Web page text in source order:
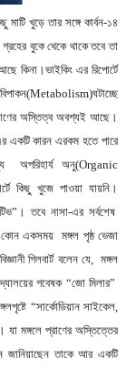
খুড়ে তার সঙ্গে কার্বন-১৪
বুকে থেকে থাকে তবে তা
কিনা।ভাইকিং এর রিপোর্টে
অস্তিত্ব অবশ্যই আছে।
একটি কারন এরকম হতে পারে
অপরিহার্য অনু(Organic
কিছু খুজে পাওয়া যায়নি।
তবে নাসা-এর সর্বশেষ
একসময় মঙ্গল পৃষ্ঠ ভেজা
গিলবার্ট বলেন যে, মঙ্গল
গবেষক “জো মিলার”
“সার্কোডিয়ান সাইকেল,
যা মঙ্গলে প্রাণের অস্তিত্তের
জানিয়াছেন তাকে আর একটি